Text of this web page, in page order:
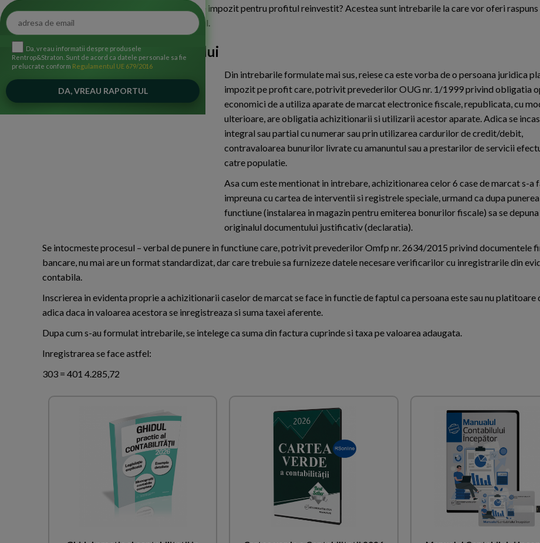
achizitie, se poate beneficia de scutire de impozit pentru profitul reinvestit? Acestea sunt intrebarile la care vor oferi
nostri, in analiza propusa in acest material.
Iata raspunsul specialistului
Din intrebarile formulate mai sus, reiese ca este vorba de o persoana juridica
impozit pe profit care, potrivit prevederilor OUG nr. 1/1999 privind obligatia
economici de a utiliza aparate de marcat electronice fiscale, republicata, cu
ulterioare, are obligatia achizitionarii si utilizarii acestor aparate. Adica se
integral sau partial cu numerar sau prin utilizarea cardurilor de credit/debit,
contravaloarea bunurilor livrate cu amanuntul sau a prestarilor de servicii
catre populatie.
Asa cum este mentionat in intrebare, achizitionarea celor 6 case de marcat s-a
impreuna cu cartea de interventii si registrele speciale, urmand ca dupa
functiune (instalarea in magazin pentru emiterea bonurilor fiscale) sa se
originalul documentului justificativ (declaratia).
Se intocmeste procesul – verbal de punere in functiune care, potrivit prevederilor Omfp nr. 2634/2015 privind documentele
bancare, nu mai are un format standardizat, dar care trebuie sa furnizeze datele necesare verificarilor cu inregistrarile din
contabila.
Inscrierea in evidenta proprie a achizitionarii caselor de marcat se face in functie de faptul ca persoana este sau nu platitoare
adica daca in valoarea acestora se inregistreaza si suma taxei aferente.
Dupa cum s-au formulat intrebarile, se intelege ca suma din factura cuprinde si taxa pe valoarea adaugata.
Inregistrarea se face astfel:
303 = 401 4.285,72
Da, vreau informatii despre produsele
Rentrop&Straton. Sunt de acord ca datele personale sa fie
prelucrate conform Regulamentul UE 679/2016